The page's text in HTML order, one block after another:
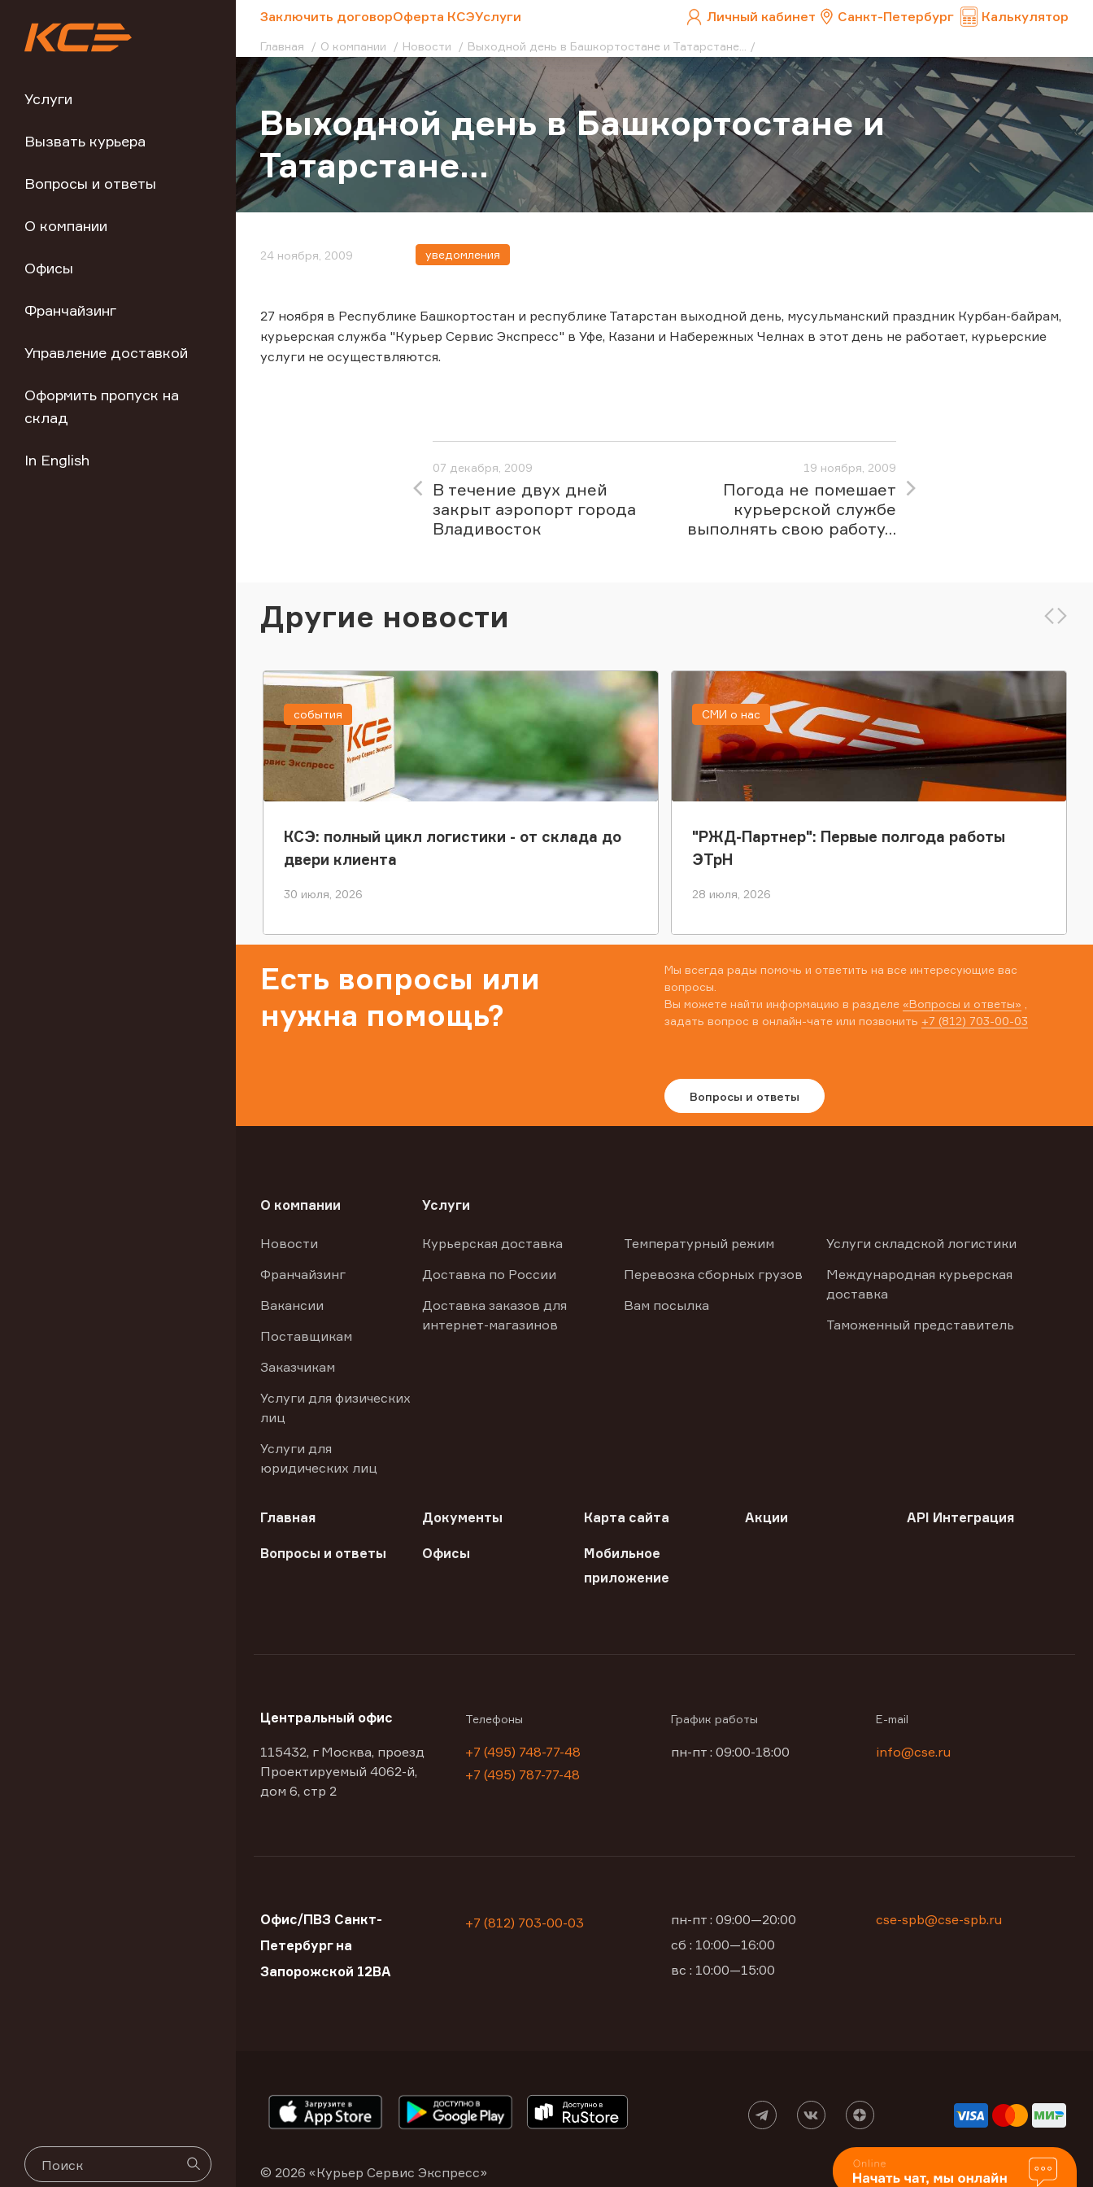
Услуги
Вызвать курьера
Вопросы и ответы
О компании
Офисы
Франчайзинг
Управление доставкой
Оформить пропуск на
склад
In English
Заключить договорОферта КСЭУслуги Личный кабинет Санкт-Петербург Калькулятор
Главная О компании Новости Выходной день в Башкортостане и Татарстане...
Выходной день в Башкортостане и
Татарстане...
24 ноября, 2009 уведомления
27 ноября в Республике Башкортостан и республике Татарстан выходной день, мусульманский праздник Курбан-байрам,
курьерская служба "Курьер Сервис Экспресс" в Уфе, Казани и Набережных Челнах в этот день не работает, курьерские
услуги не осуществляются.
07 декабря, 2009
В течение двух дней
закрыт аэропорт города
Владивосток
19 ноября, 2009
Погода не помешает
курьерской службе
выполнять свою работу...
Другие новости
КСЭ: полный цикл логистики - от склада до
двери клиента
30 июля, 2026
события
"РЖД-Партнер": Первые полгода работы
ЭТрН
28 июля, 2026
СМИ о нас
Есть вопросы или
нужна помощь?
Мы всегда рады помочь и ответить на все интересующие вас
вопросы.
Вы можете найти информацию в разделе «Вопросы и ответы»
задать вопрос в онлайн-чате или позвонить +7 (812) 703-00-03
Вопросы и ответы
О компании
Новости
Франчайзинг
Вакансии
Поставщикам
Заказчикам
Услуги для физических
лиц
Услуги для
юридических лиц
Услуги
Курьерская доставка
Доставка по России
Доставка заказов для
интернет-магазинов
Температурный режим
Перевозка сборных грузов
Вам посылка
Услуги складской логистики
Международная курьерская
доставка
Таможенный представитель
Главная Документы Карта сайта Акции API Интеграция
Вопросы и ответы Офисы
Мобильное
приложение
Центральный офис
115432, г Москва, проезд
Проектируемый 4062-й,
дом 6, стр 2
Телефоны
+7 (495) 748-77-48
+7 (495) 787-77-48
График работы
пн-пт : 09:00-18:00
E-mail
info@cse.ru
Офис/ПВЗ Санкт-
Петербург на
Запорожской 12ВА
+7 (812) 703-00-03
пн-пт : 09:00—20:00
сб : 10:00—16:00
вс : 10:00—15:00
cse-spb@cse-spb.ru
© 2026 «Курьер Сервис Экспресс»